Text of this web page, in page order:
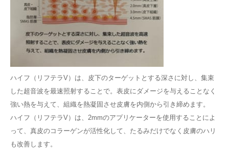
ハイフ（リフテラV）は、皮下のターゲットとする深さに対し、集束
した超音波を最速照射することで。表皮にダメージを与えることなく
強い熱を与えて、組織を熱凝固させ皮膚を内側から引き締めます。
ハイフ（リフテラV）は、2mmのアプリケーターを使用することによ
って、真皮のコラーゲンが活性化して、たるみだけでなく皮膚のハリ
も改善します。